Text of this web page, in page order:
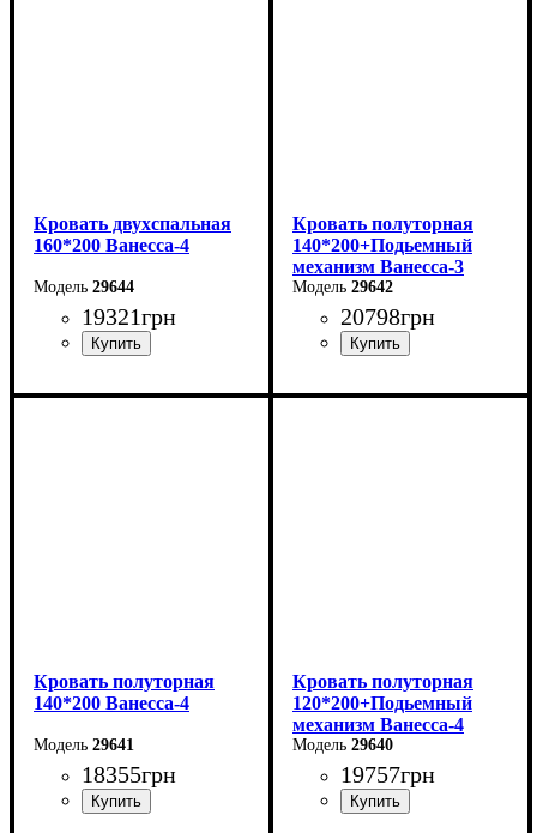
Кровать двухспальная
160*200 Ванесса-4
29644
19321грн
Ширина: 186 см
Кровать полуторная
140*200+Подьемный
механизм Ванесса-3
29642
20798грн
Ширина: 166 см
Кровать полуторная
140*200 Ванесса-4
29641
18355грн
Кровать полуторная
120*200+Подьемный
механизм Ванесса-4
29640
19757грн